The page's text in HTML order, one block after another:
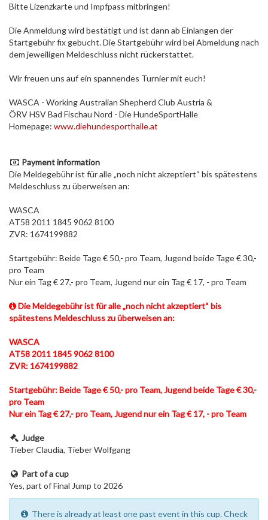
Bitte Lizenzkarte und Impfpass mitbringen!
Die Anmeldung wird bestätigt und ist dann ab Einlangen der
Startgebühr fix gebucht. Die Startgebühr wird bei Abmeldung nach
dem jeweiligen Meldeschluss nicht rückerstattet.
Wir freuen uns auf ein spannendes Turnier mit euch!
WASCA - Working Australian Shepherd Club Austria &
ÖRV HSV Bad Fischau Nord - Die HundeSportHalle
Homepage: www.diehundesporthalle.at
Payment information
Die Meldegebühr ist für alle „noch nicht akzeptiert“ bis spätestens
Meldeschluss zu überweisen an:
WASCA
AT58 2011 1845 9062 8100
ZVR: 1674199882
Startgebühr: Beide Tage € 50,- pro Team, Jugend beide Tage € 30,-
pro Team
Nur ein Tag € 27,- pro Team, Jugend nur ein Tag € 17, - pro Team
Die Meldegebühr ist für alle „noch nicht akzeptiert“ bis
spätestens Meldeschluss zu überweisen an:
WASCA
AT58 2011 1845 9062 8100
ZVR: 1674199882
Startgebühr: Beide Tage € 50,- pro Team, Jugend beide Tage € 30,-
pro Team
Nur ein Tag € 27,- pro Team, Jugend nur ein Tag € 17, - pro Team
Judge
Tieber Claudia, Tieber Wolfgang
Part of a cup
Yes, part of Final Jump to 2026
There is already at least one past event in this cup. Check